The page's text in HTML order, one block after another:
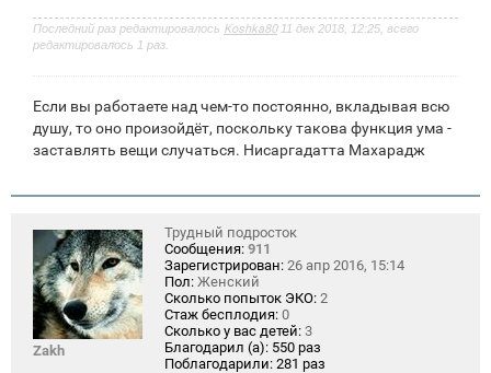
Последний раз редактировалось Koshka8011 дек 2018, 12:25, всего
редактировалось 1 раз.
Если вы работаете над чем-то постоянно, вкладывая всю
душу, то оно произойдёт, поскольку такова функция ума -
заставлять вещи случаться. Нисаргадатта Махарадж
Zakh
Трудный подросток
Сообщения: 911
Зарегистрирован: 26 апр 2016, 15:14
Пол: Женский
Сколько попыток ЭКО: 2
Стаж бесплодия: 0
Сколько у вас детей: 3
Благодарил (а): 550 раз
Поблагодарили: 281 раз